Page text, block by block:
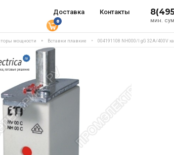
Доставка Контакты
мин.
0
мощности Вставки плавкие 004191108 NH000/I gG 32A/400V